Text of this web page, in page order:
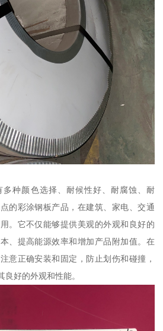
种颜色选择、耐候性好、耐腐蚀、耐
的彩涂钢板产品，在建筑、家电、交通
。它不仅能够提供美观的外观和良好的
、提高能源效率和增加产品附加值。在
意正确安装和固定，防止划伤和碰撞，
好的外观和性能。